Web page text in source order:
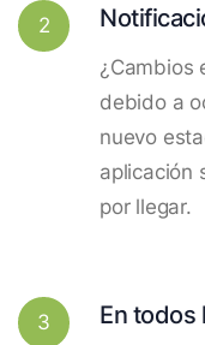
2
¿Cambios
debido a
nuevo
aplicación
por llegar.
3 En todos